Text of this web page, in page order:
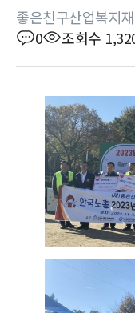
좋은친구산업복지
0
조회수